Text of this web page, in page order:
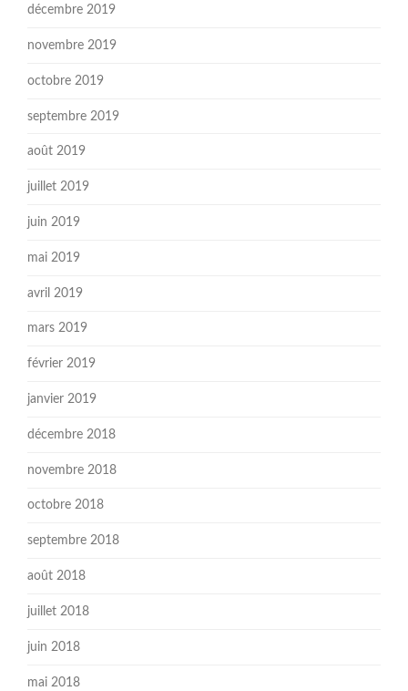
décembre 2019
novembre 2019
octobre 2019
septembre 2019
août 2019
juillet 2019
juin 2019
mai 2019
avril 2019
mars 2019
février 2019
janvier 2019
décembre 2018
novembre 2018
octobre 2018
septembre 2018
août 2018
juillet 2018
juin 2018
mai 2018